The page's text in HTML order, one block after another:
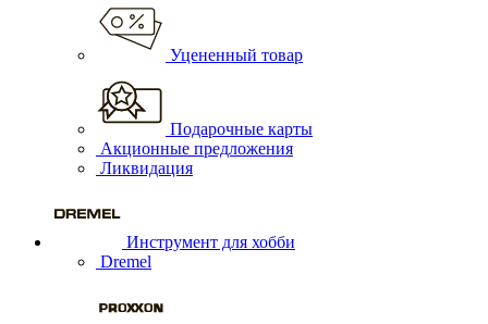
Уцененный товар
Подарочные карты
Акционные предложения
Ликвидация
Инструмент для хобби
Dremel